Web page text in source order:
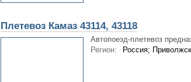
Плетевоз Камаз 43114, 43118
Автопоезд-плетевоз
Регион:
Россия;